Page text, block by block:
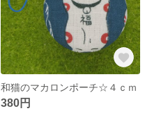
和猫のマカロンポーチ☆４ｃｍ
380円